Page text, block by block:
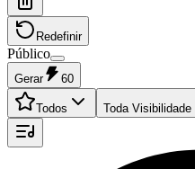
Redefinir
Público
Gerar 60
Todos Toda Visibilidade